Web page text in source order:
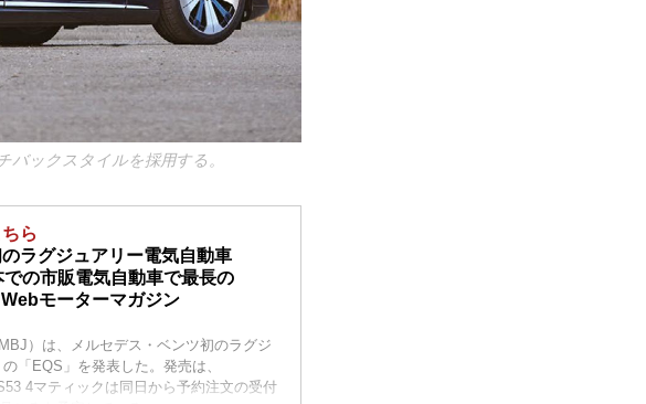
ックスタイルを採用する。
ら
ラグジュアリー電気自動車
での市販電気自動車で最長の
モーターマガジン
）は、メルセデス・ベンツ初のラグジ
「EQS」を発表した。発売は、
4マティックは同日から予約注文の受付